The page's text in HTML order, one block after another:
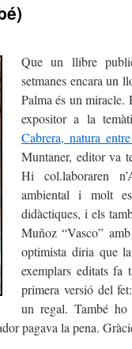
Que un llibre
setmanes encara un
Palma és un miracle.
expositor a la
Cabrera, natura
Muntaner, editor va
Hi col.laboraren
ambiental i molt
didàctiques, i els
Muñoz “Vasco”
optimista diria que
exemplars editats fa
primera versió del
un regal. També
pagava la pena.